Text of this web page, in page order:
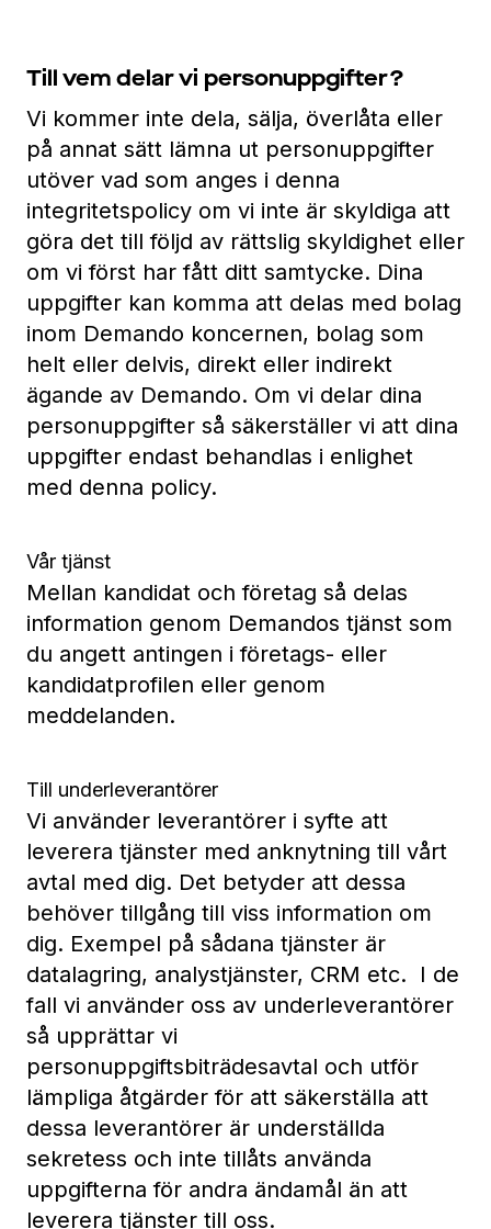
Till vem delar vi personuppgifter?
Vi kommer inte dela, sälja, överlåta eller
på annat sätt lämna ut personuppgifter
utöver vad som anges i denna
integritetspolicy om vi inte är skyldiga att
göra det till följd av rättslig skyldighet eller
om vi först har fått ditt samtycke. Dina
uppgifter kan komma att delas med bolag
inom Demando koncernen, bolag som
helt eller delvis, direkt eller indirekt
ägande av Demando. Om vi delar dina
personuppgifter så säkerställer vi att dina
uppgifter endast behandlas i enlighet
med denna policy.
Vår tjänst
Mellan kandidat och företag så delas
information genom Demandos tjänst som
du angett antingen i företags- eller
kandidatprofilen eller genom
meddelanden.
Till underleverantörer
Vi använder leverantörer i syfte att
leverera tjänster med anknytning till vårt
avtal med dig. Det betyder att dessa
behöver tillgång till viss information om
dig. Exempel på sådana tjänster är
datalagring, analystjänster, CRM etc. I de
fall vi använder oss av underleverantörer
så upprättar vi
personuppgiftsbiträdesavtal och utför
lämpliga åtgärder för att säkerställa att
dessa leverantörer är underställda
sekretess och inte tillåts använda
uppgifterna för andra ändamål än att
leverera tjänster till oss.